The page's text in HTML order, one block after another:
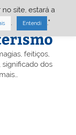
feitiços,
significado dos
site, estará a
Entendi ."